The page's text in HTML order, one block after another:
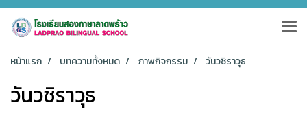
หน้าแรก บทความทั้งหมด ภาพกิจกรรม วันวชิราวุธ
วันวชิราวุธ